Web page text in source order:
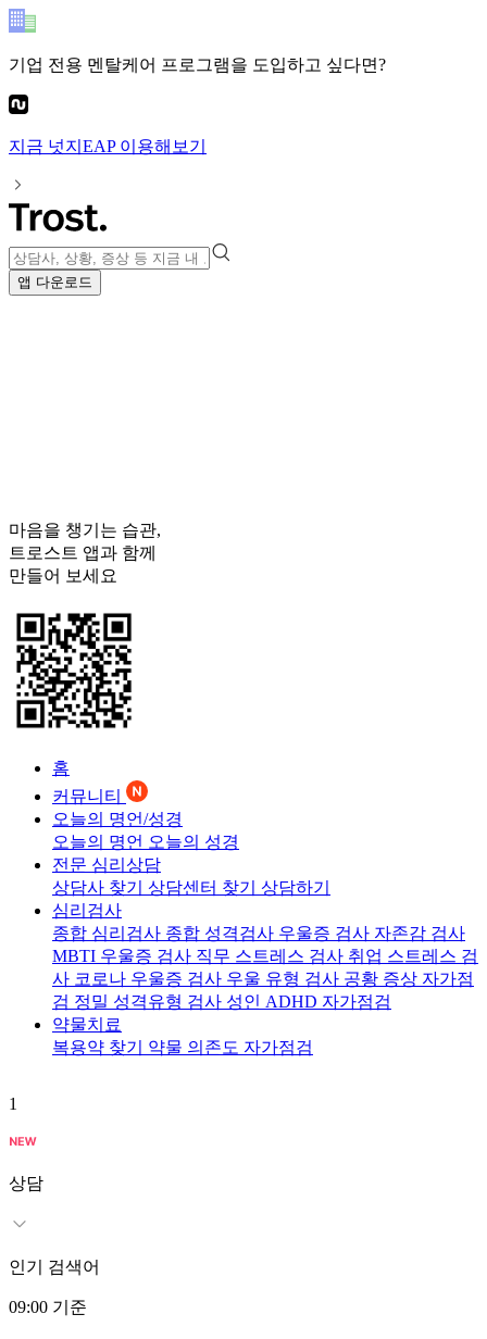
기업 전용 멘탈케어 프로그램을 도입하고 싶다면?
지금 넛지EAP이용해보기
앱 다운로드
마음을 챙기는 습관,
트로스트 앱과 함께
만들어 보세요
홈
커뮤니티
오늘의 명언/성경
오늘의 명언 오늘의 성경
전문 심리상담
상담사 찾기 상담센터 찾기 상담하기
심리검사
종합 심리검사 종합 성격검사 우울증 검사 자존감 검사
MBTI 우울증 검사 직무 스트레스 검사 취업 스트레스 검
사 코로나 우울증 검사 우울 유형 검사 공황 증상 자가점
검 정밀 성격유형 검사 성인 ADHD 자가점검
약물치료
복용약 찾기 약물 의존도 자가점검
1
상담
인기 검색어
09:00 기준